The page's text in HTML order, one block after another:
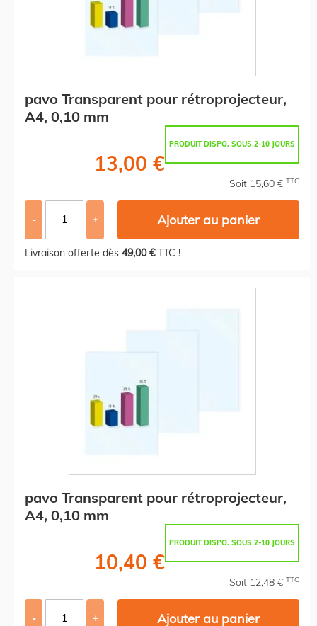
pavo Transparent pour rétroprojecteur,
A4, 0,10 mm
PRODUIT DISPO. SOUS 2-10 JOURS
13,00 €
Soit 15,60 € TTC
- + Ajouter au panier
Livraison offerte dès 49,00 €TTC !
pavo Transparent pour rétroprojecteur,
A4, 0,10 mm
PRODUIT DISPO. SOUS 2-10 JOURS
10,40 €
Soit 12,48 € TTC
- + Ajouter au panier